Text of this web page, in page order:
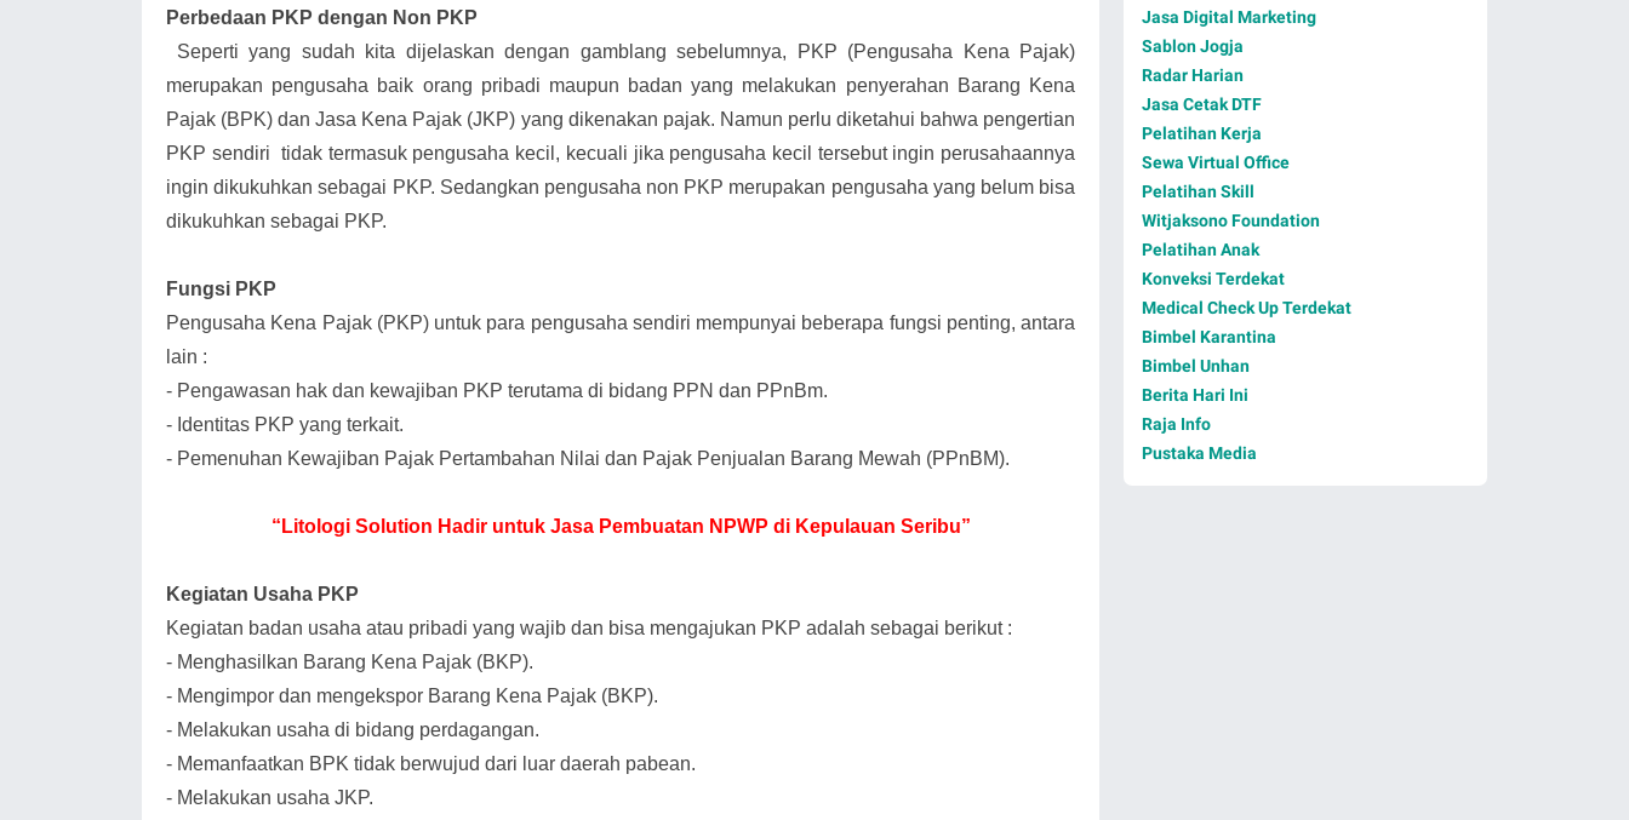
Perbedaan PKP dengan Non PKP
Seperti yang sudah kita dijelaskan dengan gamblang sebelumnya, PKP (Pengusaha Kena Pajak)
merupakan pengusaha baik orang pribadi maupun badan yang melakukan penyerahan Barang Kena
Pajak (BPK) dan Jasa Kena Pajak (JKP) yang dikenakan pajak. Namun perlu diketahui bahwa pengertian
PKP sendiri tidak termasuk pengusaha kecil, kecuali jika pengusaha kecil tersebut ingin perusahaannya
ingin dikukuhkan sebagai PKP. Sedangkan pengusaha non PKP merupakan pengusaha yang belum bisa
dikukuhkan sebagai PKP.
Fungsi PKP
Pengusaha Kena Pajak (PKP) untuk para pengusaha sendiri mempunyai beberapa fungsi penting, antara
lain :
- Pengawasan hak dan kewajiban PKP terutama di bidang PPN dan PPnBm.
- Identitas PKP yang terkait.
- Pemenuhan Kewajiban Pajak Pertambahan Nilai dan Pajak Penjualan Barang Mewah (PPnBM).
“Litologi Solution Hadir untuk Jasa Pembuatan NPWP di Kepulauan Seribu”
Kegiatan Usaha PKP
Kegiatan badan usaha atau pribadi yang wajib dan bisa mengajukan PKP adalah sebagai berikut :
- Menghasilkan Barang Kena Pajak (BKP).
- Mengimpor dan mengekspor Barang Kena Pajak (BKP).
- Melakukan usaha di bidang perdagangan.
- Memanfaatkan BPK tidak berwujud dari luar daerah pabean.
- Melakukan usaha JKP.
Jasa Digital Marketing
Sablon Jogja
Radar Harian
Jasa Cetak DTF
Pelatihan Kerja
Sewa Virtual Office
Pelatihan Skill
Witjaksono Foundation
Pelatihan Anak
Konveksi Terdekat
Medical Check Up Terdekat
Bimbel Karantina
Bimbel Unhan
Berita Hari Ini
Raja Info
Pustaka Media